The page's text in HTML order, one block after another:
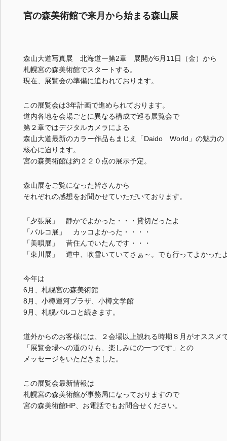
宮の森美術館で来月から始まる森山展
森山大道写真展 北海道ー第2章 展開が6月11日（金）から
札幌宮の森美術館でスタートする。
現在、展覧会の準備に追われております。
この展覧会は3年計画で進められております。
道内各地を会場ごとに異なる構成で巡る展覧会で
第２章ではデジタルカメラによる
森山大道最新のカラー作品もまじえ「Daido World」の魅力の
核心に迫ります。
宮の森美術館は約２２０点の展示予定。
森山展をご覧になった皆さんから
それぞれの感想をお聞かせていただいております。
「夕張展」 静かでよかった・・・貸切だったよ
「パルコ展」 カッコよかった・・・・
「美唄展」 昔住んでいたんです・・・
「東川展」 道中、吹雪いていてさぁ～。でも行ってよかった
今年は
6月、札幌宮の森美術館
8月、小樽運河プラザ、小樽文学館
9月、札幌パルコと続きます。
道外からのお客様には、２会場以上観れる時期８月がオススメ
「展覧会場への道のりも、楽しみにの一つです」との
メッセージをいただきました。
この展覧会最新情報は
札幌宮の森美術館が事務局になっておりますので
宮の森美術館HP、お電話でもお問合せください。